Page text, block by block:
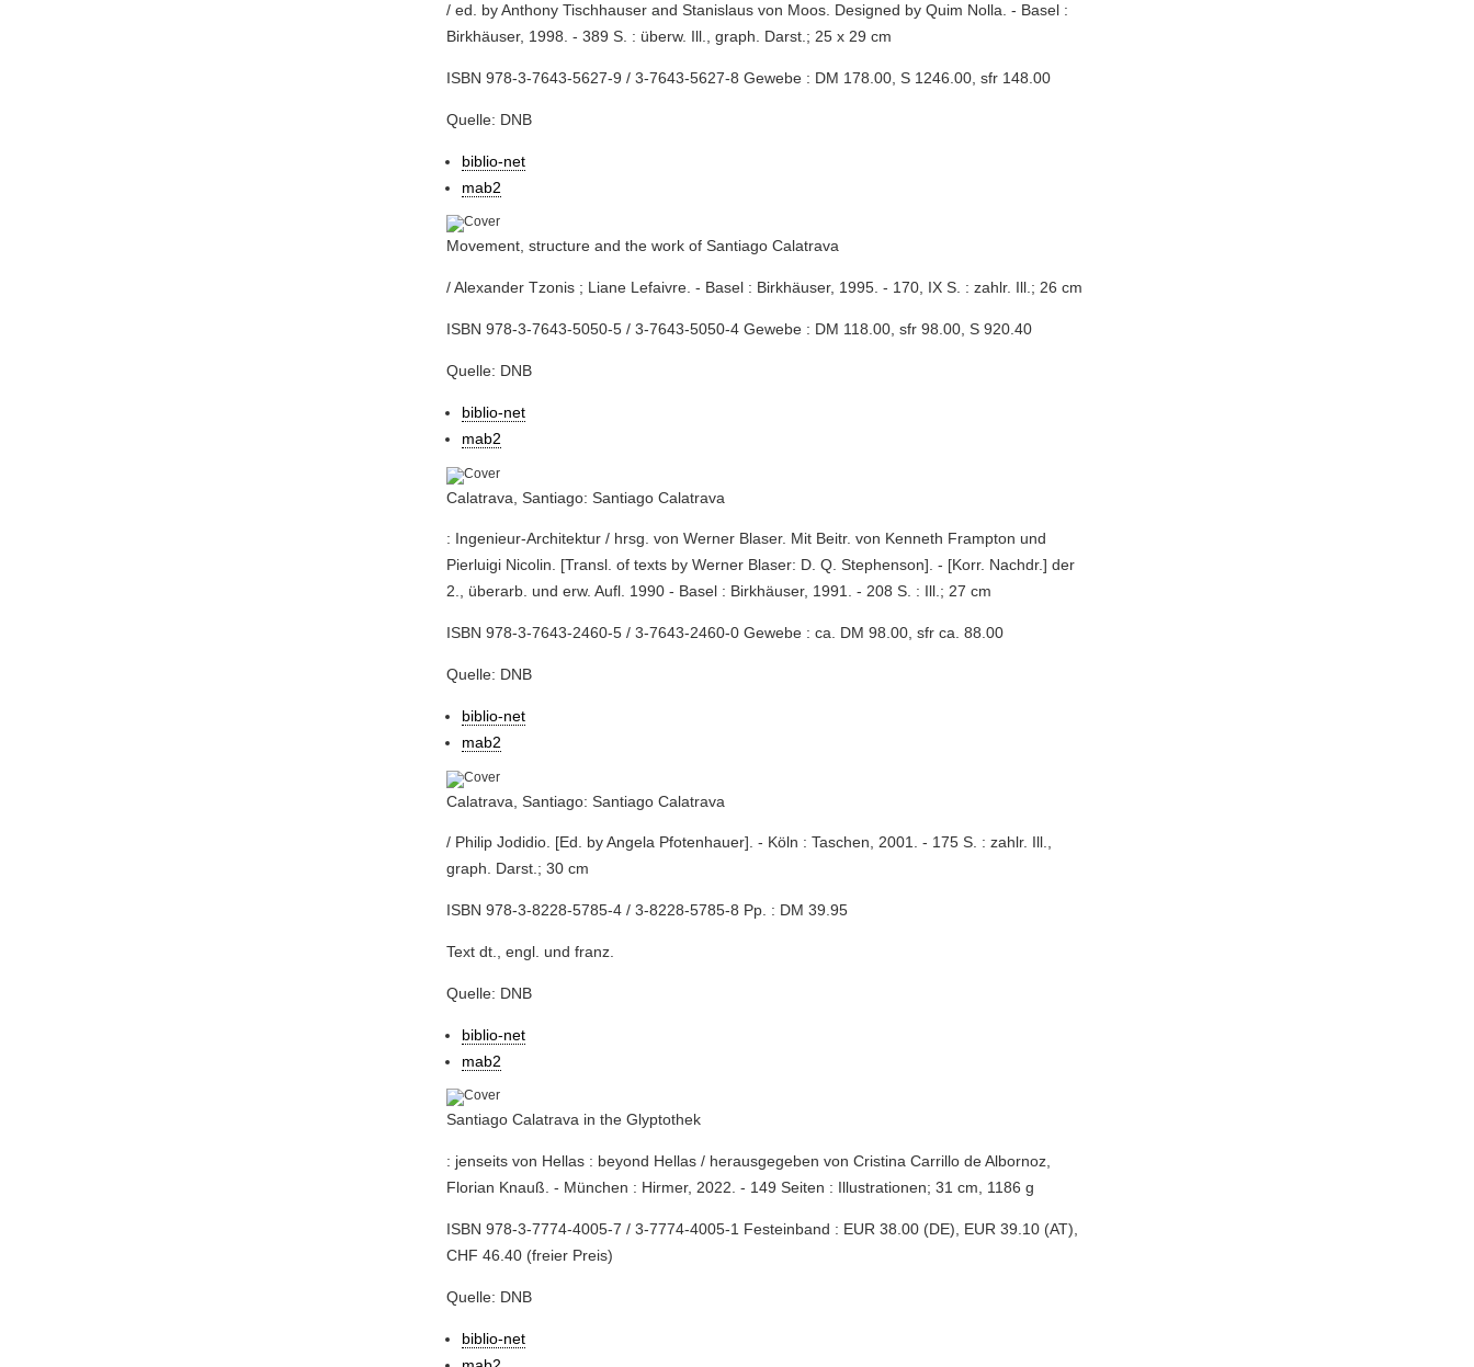
/ ed. by Anthony Tischhauser and Stanislaus von Moos. Designed by Quim Nolla. - Basel :
Birkhäuser, 1998. - 389 S. : überw. Ill., graph. Darst.; 25 x 29 cm
ISBN 978-3-7643-5627-9 / 3-7643-5627-8 Gewebe : DM 178.00, S 1246.00, sfr 148.00
Quelle: DNB
biblio-net
mab2
Movement, structure and the work of Santiago Calatrava
/ Alexander Tzonis ; Liane Lefaivre. - Basel : Birkhäuser, 1995. - 170, IX S. : zahlr. Ill.; 26 cm
ISBN 978-3-7643-5050-5 / 3-7643-5050-4 Gewebe : DM 118.00, sfr 98.00, S 920.40
Quelle: DNB
biblio-net
mab2
Calatrava, Santiago: Santiago Calatrava
: Ingenieur-Architektur / hrsg. von Werner Blaser. Mit Beitr. von Kenneth Frampton und
Pierluigi Nicolin. [Transl. of texts by Werner Blaser: D. Q. Stephenson]. - [Korr. Nachdr.] der
2., überarb. und erw. Aufl. 1990 - Basel : Birkhäuser, 1991. - 208 S. : Ill.; 27 cm
ISBN 978-3-7643-2460-5 / 3-7643-2460-0 Gewebe : ca. DM 98.00, sfr ca. 88.00
Quelle: DNB
biblio-net
mab2
Calatrava, Santiago: Santiago Calatrava
/ Philip Jodidio. [Ed. by Angela Pfotenhauer]. - Köln : Taschen, 2001. - 175 S. : zahlr. Ill.,
graph. Darst.; 30 cm
ISBN 978-3-8228-5785-4 / 3-8228-5785-8 Pp. : DM 39.95
Text dt., engl. und franz.
Quelle: DNB
biblio-net
mab2
Santiago Calatrava in the Glyptothek
: jenseits von Hellas : beyond Hellas / herausgegeben von Cristina Carrillo de Albornoz,
Florian Knauß. - München : Hirmer, 2022. - 149 Seiten : Illustrationen; 31 cm, 1186 g
ISBN 978-3-7774-4005-7 / 3-7774-4005-1 Festeinband : EUR 38.00 (DE), EUR 39.10 (AT),
CHF 46.40 (freier Preis)
Quelle: DNB
biblio-net